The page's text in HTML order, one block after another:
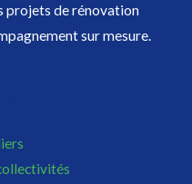
projets de rénovation
sur mesure.